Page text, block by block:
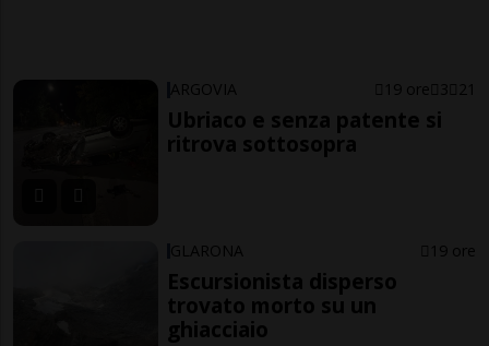
ARGOVIA 19 ore 3 21
Ubriaco e senza patente si
ritrova sottosopra
GLARONA 19 ore
Escursionista disperso
trovato morto su un
ghiacciaio